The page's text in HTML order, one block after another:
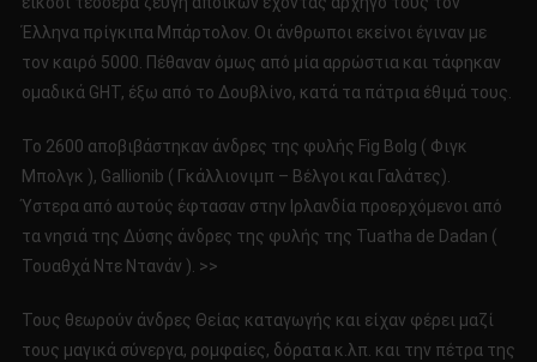
Έλληνα πρίγκιπα Μπάρτολον. Οι άνθρωποι εκείνοι έγιναν με
τον καιρό 5000. Πέθαναν όμως από μία αρρώστια και τάφηκαν
ομαδικά GHT, έξω από το Δουβλίνο, κατά τα πάτρια έθιμά τους.
Το 2600 αποβιβάστηκαν άνδρες της φυλής Fig Bolg ( Φιγκ
Μπολγκ ), Gallionib ( Γκάλλιονιμπ – Βέλγοι και Γαλάτες).
Ύστερα από αυτούς έφτασαν στην Ιρλανδία προερχόμενοι από
τα νησιά της Δύσης άνδρες της φυλής της Tuatha de Dadan (
Τουαθχά Ντε Ντανάν ). >>
Τους θεωρούν άνδρες Θείας καταγωγής και είχαν φέρει μαζί
τους μαγικά σύνεργα, ρομφαίες, δόρατα κ.λπ. και την πέτρα της